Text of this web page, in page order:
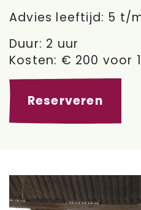
Advies leeftijd: 5 t/
Duur: 2 uur
Kosten: € 200 voor
Reserveren